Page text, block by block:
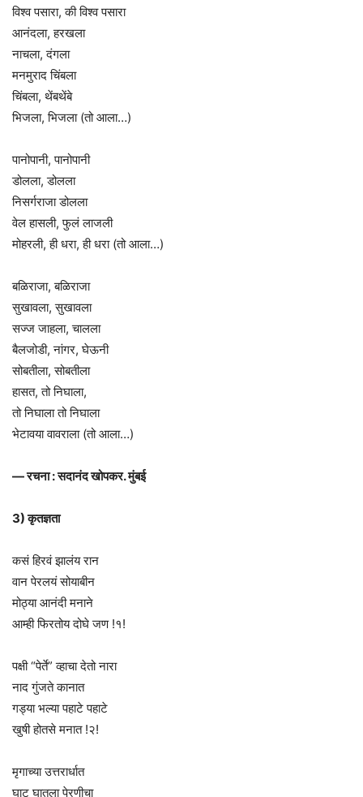
विश्व पसारा, की विश्व पसारा
आनंदला, हरखला
नाचला, दंगला
मनमुराद चिंबला
चिंबला, थेंबथेंबे
भिजला, भिजला (तो आला…)
पानोपानी, पानोपानी
डोलला, डोलला
निसर्गराजा डोलला
वेल हासली, फुलं लाजली
मोहरली, ही धरा, ही धरा (तो आला…)
बळिराजा, बळिराजा
सुखावला, सुखावला
सज्ज जाहला, चालला
बैलजोडी, नांगर, घेऊनी
सोबतीला, सोबतीला
हासत, तो निघाला,
तो निघाला तो निघाला
भेटावया वावराला (तो आला…)
— रचना : सदानंद खोपकर. मुंबई
3) कृतज्ञता
कसं हिरवं झालंय रान
वान पेरलयं सोयाबीन
मोठ्या आनंदी मनाने
आम्ही फिरतोय दोघे जण !१!
पक्षी “पेर्ते” व्हाचा देतो नारा
नाद गुंजते कानात
गड्या भल्या पहाटे पहाटे
खुषी होतसे मनात !२!
मृगाच्या उत्तरार्धात
घाट घातला पेरणीचा